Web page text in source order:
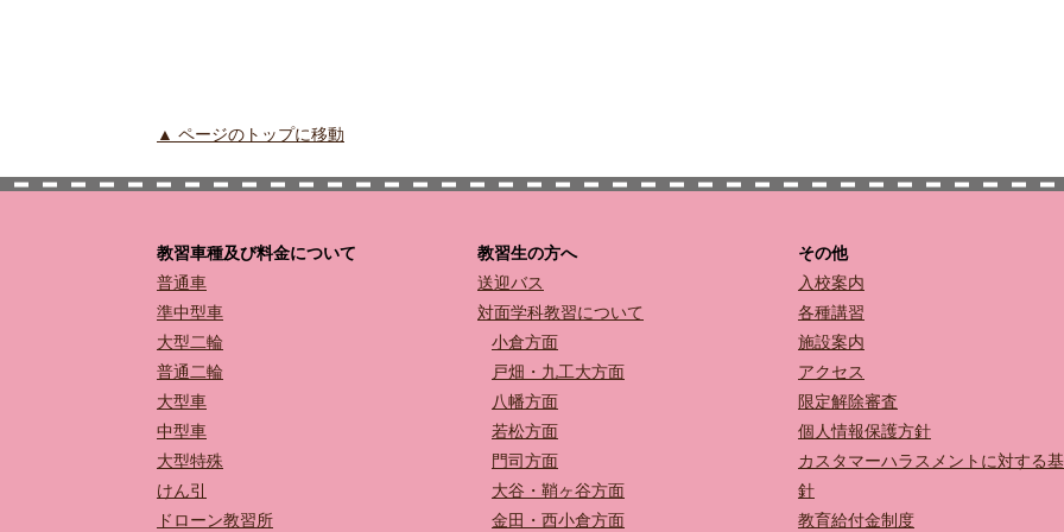
▲ ページのトップに移動
教習車種及び料金について
普通車
準中型車
大型二輪
普通二輪
大型車
中型車
大型特殊
けん引
ドローン教習所
教習生の方へ
送迎バス
対面学科教習について
小倉方面
戸畑・九工大方面
八幡方面
若松方面
門司方面
大谷・鞘ヶ谷方面
金田・西小倉方面
その他
入校案内
各種講習
施設案内
アクセス
限定解除審査
個人情報保護方針
カスタマーハラスメントに対する
針
教育給付金制度